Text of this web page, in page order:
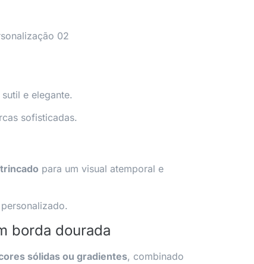
e elegante.
sofisticadas.
para um visual atemporal e
borda dourada
sólidas ou gradientes, combinado